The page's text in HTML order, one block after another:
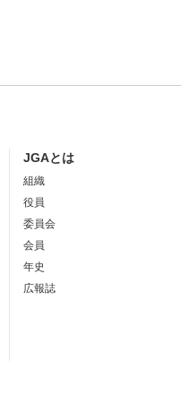
JGAとは
組織
役員
委員会
会員
年史
広報誌